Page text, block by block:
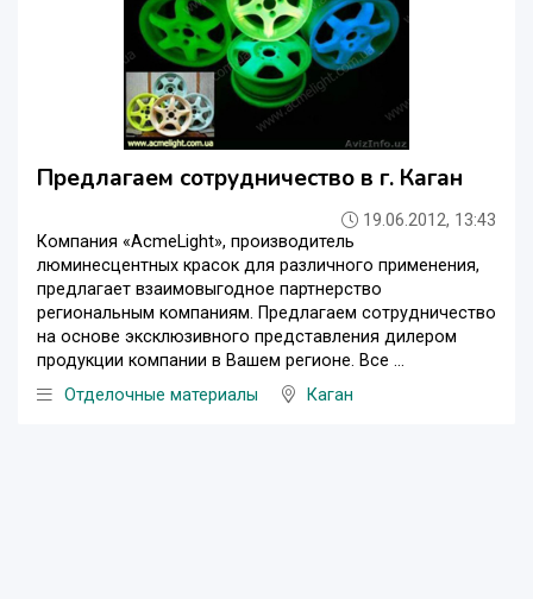
Предлагаем сотрудничество в г. Каган
19.06.2012, 13:43
Компания «AcmeLight», производитель
люминесцентных красок для различного применения,
предлагает взаимовыгодное партнерство
региональным компаниям. Предлагаем сотрудничество
на основе эксклюзивного представления дилером
продукции компании в Вашем регионе. Все ...
Отделочные материалы
Каган